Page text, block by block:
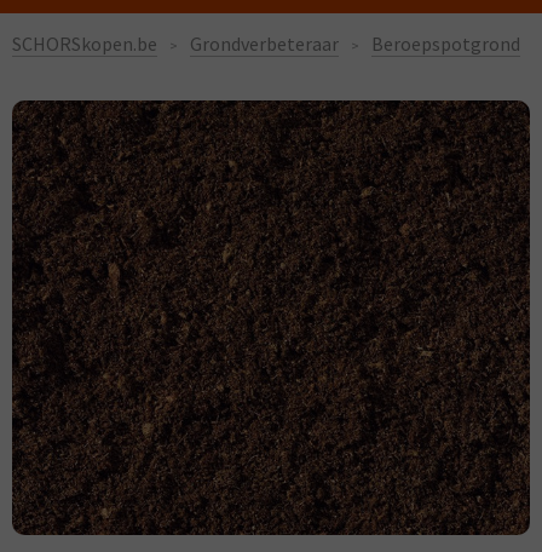
SCHORSkopen.be Grondverbeteraar Beroepspotgrond